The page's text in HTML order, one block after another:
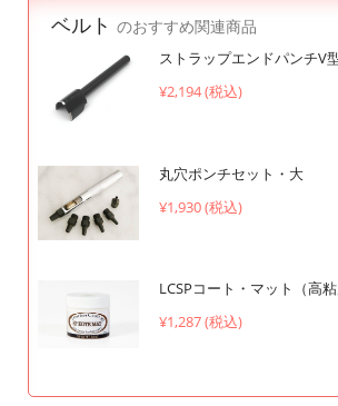
ベルト のおすすめ関連商品
ストラップエンドパンチV
¥2,194 (税込)
丸穴ポンチセット・大
¥1,930 (税込)
LCSPコート・マット（高粘
¥1,287 (税込)